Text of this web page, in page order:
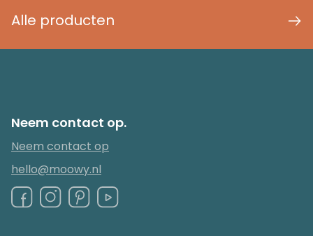
Alle producten
Neem contact op.
Neem contact op
hello@moowy.nl